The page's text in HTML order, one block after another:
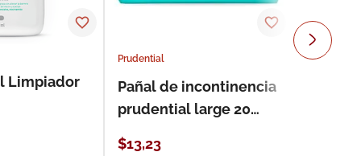
Limpiador
Prudential
Pañal de incontinencia
prudential large 20
$13,23